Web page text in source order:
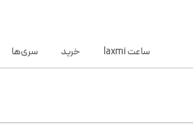
ساعت laxmi خرید سری‌ها